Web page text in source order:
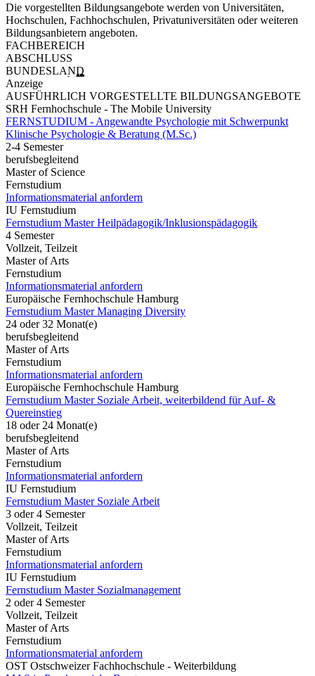
Die vorgestellten Bildungsangebote werden von Universitäten,
Hochschulen, Fachhochschulen, Privatuniversitäten oder weiteren
Bildungsanbietern angeboten.
FACHBEREICH
ABSCHLUSS
BUNDESLAND
Anzeige
AUSFÜHRLICH VORGESTELLTE BILDUNGSANGEBOTE
SRH Fernhochschule - The Mobile University
FERNSTUDIUM - Angewandte Psychologie mit Schwerpunkt
Klinische Psychologie & Beratung (M.Sc.)
2-4 Semester
berufsbegleitend
Master of Science
Fernstudium
Informationsmaterial anfordern
IU Fernstudium
Fernstudium Master Heilpädagogik/Inklusionspädagogik
4 Semester
Vollzeit, Teilzeit
Master of Arts
Fernstudium
Informationsmaterial anfordern
Europäische Fernhochschule Hamburg
Fernstudium Master Managing Diversity
24 oder 32 Monat(e)
berufsbegleitend
Master of Arts
Fernstudium
Informationsmaterial anfordern
Europäische Fernhochschule Hamburg
Fernstudium Master Soziale Arbeit, weiterbildend für Auf- &
Quereinstieg
18 oder 24 Monat(e)
berufsbegleitend
Master of Arts
Fernstudium
Informationsmaterial anfordern
IU Fernstudium
Fernstudium Master Soziale Arbeit
3 oder 4 Semester
Vollzeit, Teilzeit
Master of Arts
Fernstudium
Informationsmaterial anfordern
IU Fernstudium
Fernstudium Master Sozialmanagement
2 oder 4 Semester
Vollzeit, Teilzeit
Master of Arts
Fernstudium
Informationsmaterial anfordern
OST Ostschweizer Fachhochschule - Weiterbildung